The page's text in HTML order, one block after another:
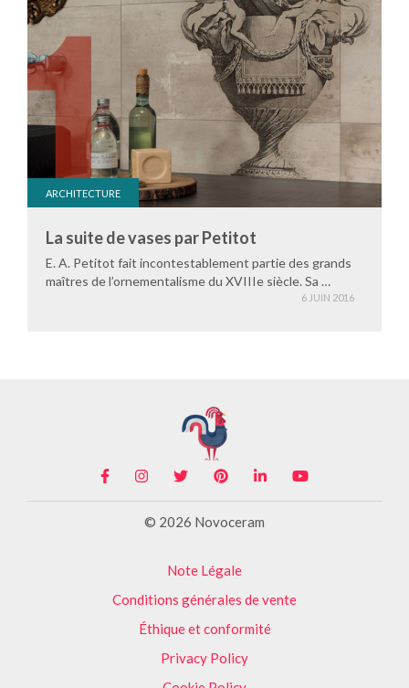
ARCHITECTURE
La suite de vases par Petitot
E. A. Petitot fait incontestablement partie des grands
maîtres de l’ornementalisme du XVIIIe siècle. Sa …
6 JUIN 2016
© 2026 Novoceram
Note Légale
Conditions générales de vente
Éthique et conformité
Privacy Policy